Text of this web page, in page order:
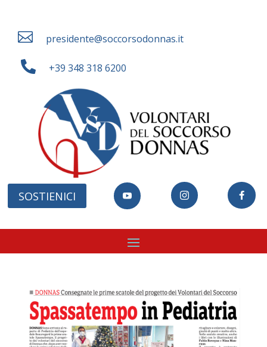
 presidente@soccorsodonnas.it
 +39 348 318 6200
SOSTIENICI   